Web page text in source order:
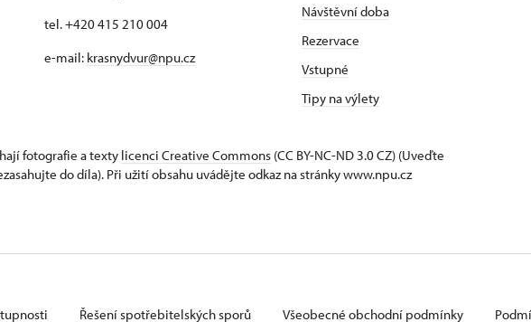
tel. +420 415 210 004
e-mail: krasnydvur@npu.cz
Návštěvní doba
Rezervace
Vstupné
Tipy na výlety
fotografie a texty licenci Creative Commons (CC BY-NC-ND 3.0 CZ) (Uveďte
do díla). Při užití obsahu uvádějte odkaz na stránky www.npu.cz
Řešení spotřebitelských sporů Všeobecné obchodní podmínky